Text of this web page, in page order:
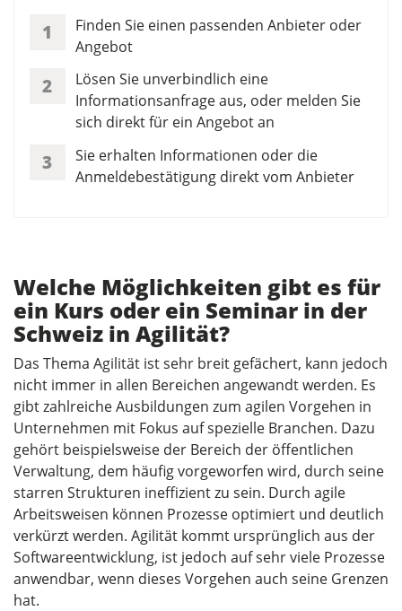
Welche Möglichkeiten gibt es für
ein Kurs oder ein Seminar in der
Schweiz in Agilität?
Das Thema Agilität ist sehr breit gefächert, kann jedoch
nicht immer in allen Bereichen angewandt werden. Es
gibt zahlreiche Ausbildungen zum agilen Vorgehen in
Unternehmen mit Fokus auf spezielle Branchen. Dazu
gehört beispielsweise der Bereich der öffentlichen
Verwaltung, dem häufig vorgeworfen wird, durch seine
starren Strukturen ineffizient zu sein. Durch agile
Arbeitsweisen können Prozesse optimiert und deutlich
verkürzt werden. Agilität kommt ursprünglich aus der
Softwareentwicklung, ist jedoch auf sehr viele Prozesse
anwendbar, wenn dieses Vorgehen auch seine Grenzen
hat.
1
Finden Sie einen passenden Anbieter oder
Angebot
2
Lösen Sie unverbindlich eine
Informationsanfrage aus, oder melden Sie
sich direkt für ein Angebot an
3
Sie erhalten Informationen oder die
Anmeldebestätigung direkt vom Anbieter